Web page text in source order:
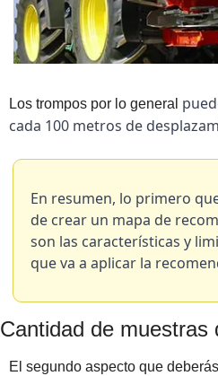
Los trompos por lo general
cada 100 metros de
En resumen, lo primero
de crear un mapa de
son las características y
que va a aplicar la
Cantidad de muestras
El segundo aspecto que